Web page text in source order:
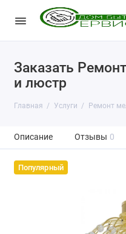
Заказать
и люстр
Главная Услуги Ремонт
Описание Отзывы 0
Популярный